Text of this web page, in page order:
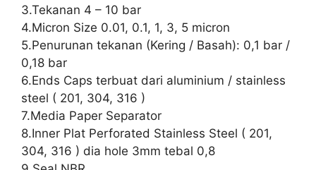
3.Tekanan 4 – 10 bar
4.Micron Size 0.01, 0.1, 1, 3, 5 micron
5.Penurunan tekanan (Kering / Basah): 0,1 bar /
0,18 bar
6.Ends Caps terbuat dari aluminium / stainless
steel ( 201, 304, 316 )
7.Media Paper Separator
8.Inner Plat Perforated Stainless Steel ( 201,
304, 316 ) dia hole 3mm tebal 0,8